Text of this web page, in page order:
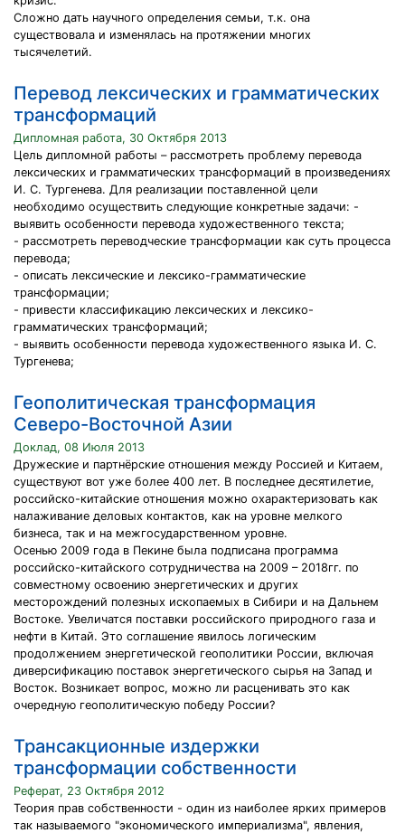
Сложно дать научного определения семьи, т.к. она
существовала и изменялась на протяжении многих
тысячелетий.
Перевод лексических и грамматических
трансформаций
Дипломная работа, 30 Октября 2013
Цель дипломной работы – рассмотреть проблему перевода
лексических и грамматических трансформаций в произведениях
И. С. Тургенева. Для реализации поставленной цели
необходимо осуществить следующие конкретные задачи: -
выявить особенности перевода художественного текста;
- рассмотреть переводческие трансформации как суть процесса
перевода;
- описать лексические и лексико-грамматические
трансформации;
- привести классификацию лексических и лексико-
грамматических трансформаций;
- выявить особенности перевода художественного языка И. С.
Тургенева;
Геополитическая трансформация
Северо-Восточной Азии
Доклад, 08 Июля 2013
Дружеские и партнёрские отношения между Россией и Китаем,
существуют вот уже более 400 лет. В последнее десятилетие,
российско-китайские отношения можно охарактеризовать как
налаживание деловых контактов, как на уровне мелкого
бизнеса, так и на межгосударственном уровне.
Осенью 2009 года в Пекине была подписана программа
российско-китайского сотрудничества на 2009 – 2018гг. по
совместному освоению энергетических и других
месторождений полезных ископаемых в Сибири и на Дальнем
Востоке. Увеличатся поставки российского природного газа и
нефти в Китай. Это соглашение явилось логическим
продолжением энергетической геополитики России, включая
диверсификацию поставок энергетического сырья на Запад и
Восток. Возникает вопрос, можно ли расценивать это как
очередную геополитическую победу России?
Трансакционные издержки
трансформации собственности
Реферат, 23 Октября 2012
Теория прав собственности - один из наиболее ярких примеров
так называемого "экономического империализма", явления,